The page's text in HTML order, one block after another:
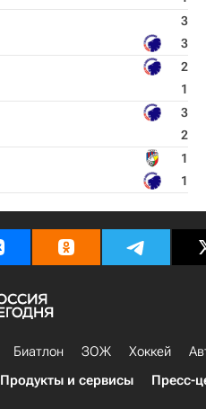
3
3
2
1
3
2
1
1
Биатлон ЗОЖ Хоккей
Продукты и сервисы Пресс-